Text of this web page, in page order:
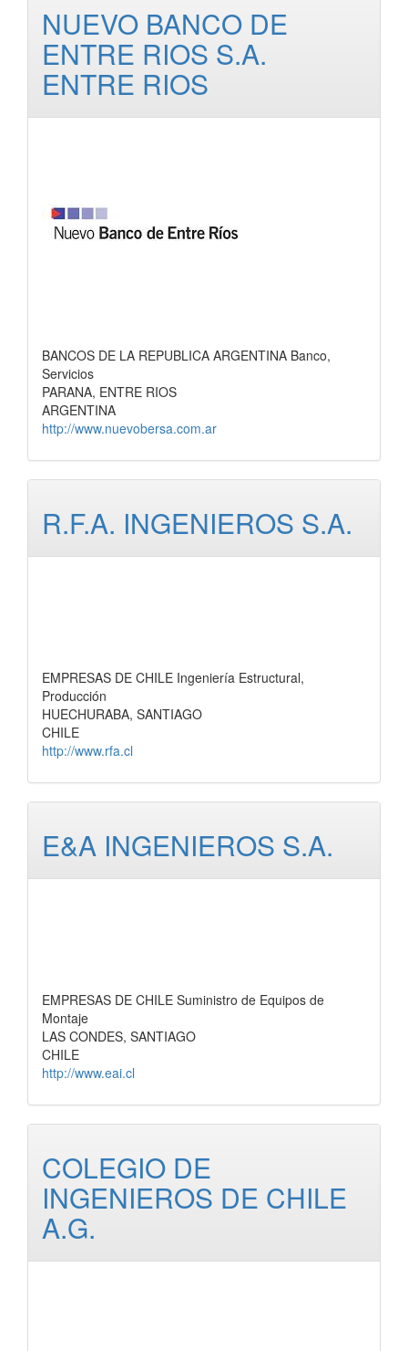
NUEVO BANCO DE
ENTRE RIOS S.A.
ENTRE RIOS
BANCOS DE LA REPUBLICA ARGENTINA Banco,
Servicios
PARANA, ENTRE RIOS
ARGENTINA
http://www.nuevobersa.com.ar
R.F.A. INGENIEROS S.A.
EMPRESAS DE CHILE Ingeniería Estructural,
Producción
HUECHURABA, SANTIAGO
CHILE
http://www.rfa.cl
E&A INGENIEROS S.A.
EMPRESAS DE CHILE Suministro de Equipos de
Montaje
LAS CONDES, SANTIAGO
CHILE
http://www.eai.cl
COLEGIO DE
INGENIEROS DE CHILE
A.G.